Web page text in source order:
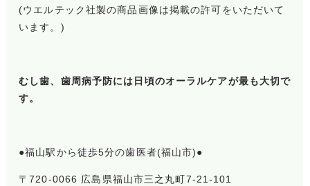
(ウエルテック社製の商品画像は掲載の許可をいただいて
います。)
むし歯、歯周病予防には日頃のオーラルケアが最も大切で
す。
●福山駅から徒歩5分の歯医者(福山市)●
〒720-0066 広島県福山市三之丸町7-21-101